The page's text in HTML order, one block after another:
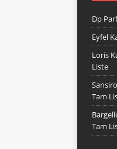
Dp
Eyfel
Loris
Liste
Tam
Tam